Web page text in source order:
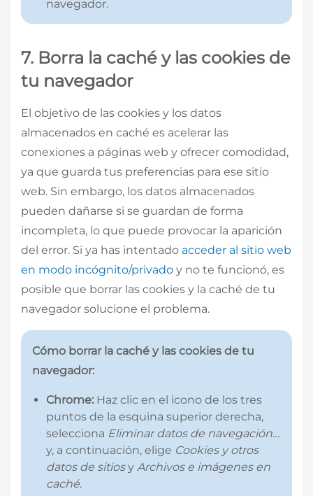
navegador.
7. Borra la caché y las cookies de
tu navegador
El objetivo de las cookies y los datos
almacenados en caché es acelerar las
conexiones a páginas web y ofrecer comodidad,
ya que guarda tus preferencias para ese sitio
web. Sin embargo, los datos almacenados
pueden dañarse si se guardan de forma
incompleta, lo que puede provocar la aparición
del error. Si ya has intentado acceder al sitio web
en modo incógnito/privado y no te funcionó, es
posible que borrar las cookies y la caché de tu
navegador solucione el problema.
Cómo borrar la caché y las cookies de tu
navegador:
Chrome: Haz clic en el icono de los tres
puntos de la esquina superior derecha,
selecciona Eliminar datos de navegación…
y, a continuación, elige Cookies y otros
datos de sitiosy Archivos e imágenes en
caché.